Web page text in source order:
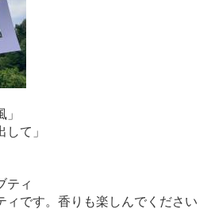
て」
ティ
ィです。香りも楽しんでください